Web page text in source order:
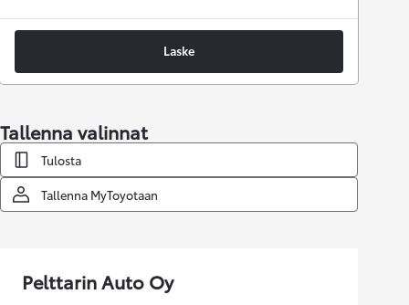
Laske
Tallenna valinnat
Tulosta
Tallenna MyToyotaan
Pelttarin Auto Oy